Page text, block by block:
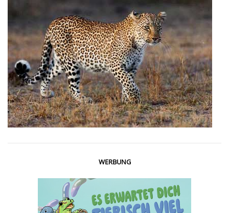
WERBUNG